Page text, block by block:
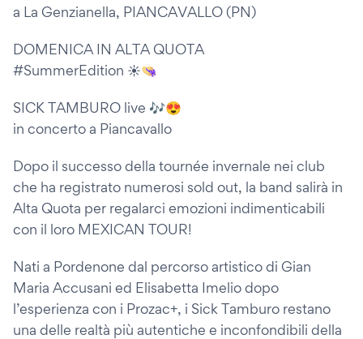
a La Genzianella, PIANCAVALLO (PN)
DOMENICA IN ALTA QUOTA
#SummerEdition ☀️👒
SICK TAMBURO live 🎶😍
in concerto a Piancavallo
Dopo il successo della tournée invernale nei club
che ha registrato numerosi sold out, la band salirà in
Alta Quota per regalarci emozioni indimenticabili
con il loro MEXICAN TOUR!
Nati a Pordenone dal percorso artistico di Gian
Maria Accusani ed Elisabetta Imelio dopo
l’esperienza con i Prozac+, i Sick Tamburo restano
una delle realtà più autentiche e inconfondibili della